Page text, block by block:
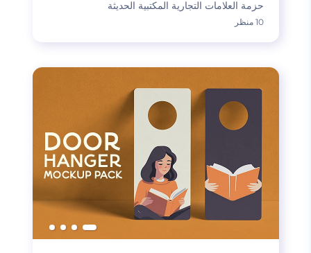
حزمة العلامات التجارية المكتبية الحديثة
10 منظر